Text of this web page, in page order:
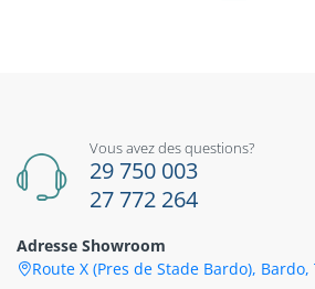
Vous avez des questions?
29 750 003
27 772 264
Adresse Showroom
Route X (Pres de Stade Bardo), Bardo,